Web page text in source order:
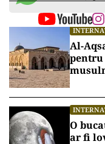
Al
într-o
EXCLUSIV
are